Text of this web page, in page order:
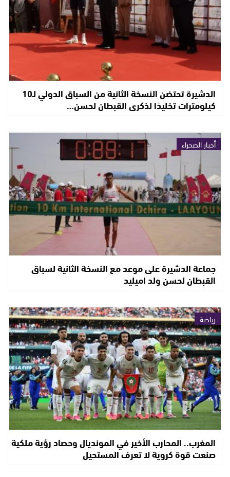
الدشيرة تحتضن النسخة الثانية من السباق الدولي لـ10
كيلومترات تخليدًا لذكرى القبطان لحسن…
أخبار الصحراء
جماعة الدشيرة على موعد مع النسخة الثانية لسباق
القبطان لحسن ولد اميليد
رياضة
المغرب.. المحارب الأخير في المونديال وحصاد رؤية ملكية
صنعت قوة كروية لا تعرف المستحيل